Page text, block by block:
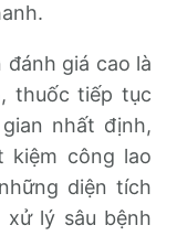
giá cao là
thuốc tiếp tục
nhất định,
kiệm công lao
diện tích
lý sâu bệnh